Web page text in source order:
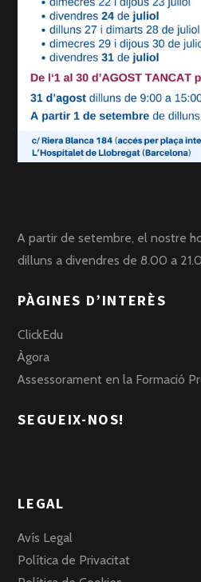
A partir de setembre, el nostre
dilluns a divendres de 8.00 a
PÀGINES D’INTERÈS
ClickEdu
Àgora
Assessorament en la Formació
SEGUEIX-NOS!
LEGAL
Avís Legal
Política de Privacitat